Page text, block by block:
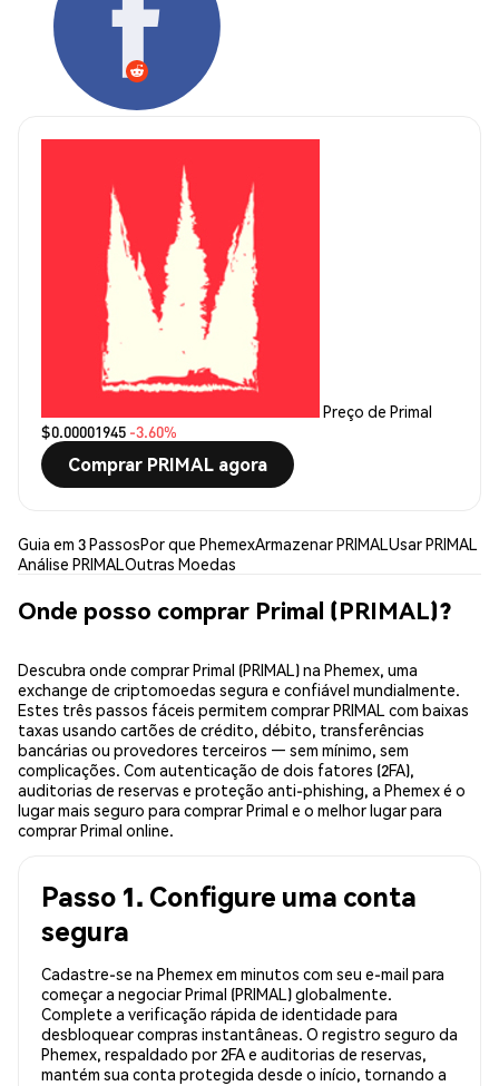
Preço de Primal
$0.00001945 -3.60%
Comprar PRIMAL agora
Guia em 3 PassosPor que PhemexArmazenar PRIMALUsar PRIMAL
Análise PRIMALOutras Moedas
Onde posso comprar Primal (PRIMAL)?
Descubra onde comprar Primal (PRIMAL) na Phemex, uma
exchange de criptomoedas segura e confiável mundialmente.
Estes três passos fáceis permitem comprar PRIMAL com baixas
taxas usando cartões de crédito, débito, transferências
bancárias ou provedores terceiros — sem mínimo, sem
complicações. Com autenticação de dois fatores (2FA),
auditorias de reservas e proteção anti-phishing, a Phemex é o
lugar mais seguro para comprar Primal e o melhor lugar para
comprar Primal online.
Passo 1. Configure uma conta
segura
Cadastre-se na Phemex em minutos com seu e-mail para
começar a negociar Primal (PRIMAL) globalmente.
Complete a verificação rápida de identidade para
desbloquear compras instantâneas. O registro seguro da
Phemex, respaldado por 2FA e auditorias de reservas,
mantém sua conta protegida desde o início, tornando a